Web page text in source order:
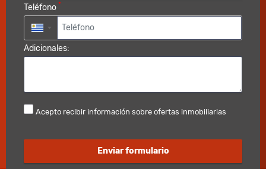
Teléfono *
▼
Adicionales:
Acepto recibir información sobre ofertas inmobiliarias
Enviar formulario